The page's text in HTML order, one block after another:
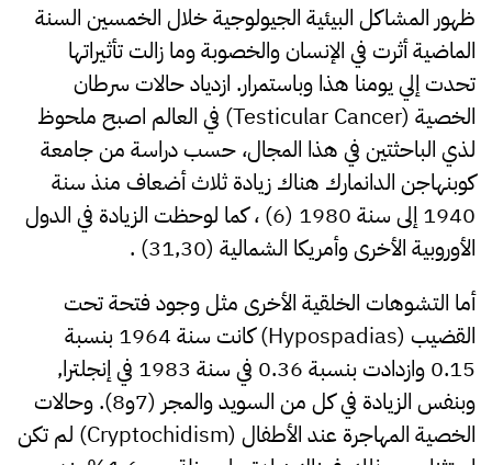
ظهور المشاكل البيئية الجيولوجية خلال الخمسين السنة
الماضية أثرت في الإنسان والخصوبة وما زالت تأثيراتها
تحدت إلي يومنا هذا وباستمرار. ازدياد حالات سرطان
الخصية (Testicular Cancer) في العالم اصبح ملحوظ
لذي الباحثتين في هذا المجال، حسب دراسة من جامعة
كوبنهاجن الدانمارك هناك زيادة ثلاث أضعاف منذ سنة
1940 إلى سنة 1980 (6) ، كما لوحظت الزيادة في الدول
الأوروبية الأخرى وأمريكا الشمالية (31,30) .
أما التشوهات الخلقية الأخرى مثل وجود فتحة تحت
القضيب (Hypospadias) كانت سنة 1964 بنسبة
0.15 وازدادت بنسبة 0.36 في سنة 1983 في إنجلترا,
وبنفس الزيادة في كل من السويد والمجر (7و8). وحالات
الخصية المهاجرة عند الأطفال (Cryptochidism) لم تكن